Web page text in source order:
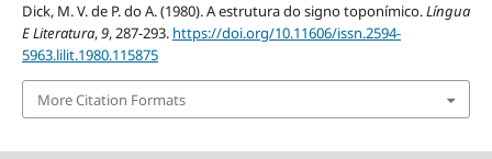
Dick, M. V. de P. do A. (1980). A estrutura do signo toponímico.Língua
E Literatura,9, 287-293. https://doi.org/10.11606/issn.2594-
5963.lilit.1980.115875
More Citation Formats